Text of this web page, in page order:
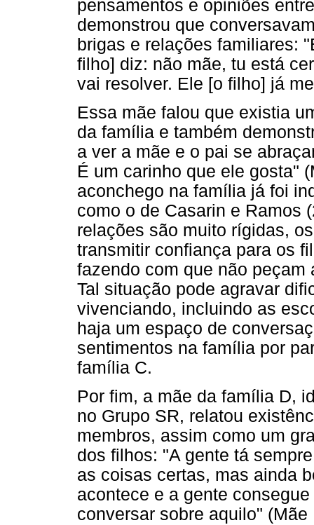
pensamentos e opiniões
demonstrou que
brigas e relações familiares:
filho] diz: não mãe, tu está
vai resolver. Ele [o filho] já
Essa mãe falou que existia
da família e também
a ver a mãe e o pai se
É um carinho que ele gosta"
aconchego na família já foi
como o de Casarin e Ramos
relações são muito rígidas,
transmitir confiança para os
fazendo com que não
Tal situação pode agravar
vivenciando, incluindo as
haja um espaço de
sentimentos na família por
família C.
Por fim, a mãe da família D,
no Grupo SR, relatou
membros, assim como um
dos filhos: "A gente tá
as coisas certas, mas ainda
acontece e a gente
conversar sobre aquilo" (Mãe